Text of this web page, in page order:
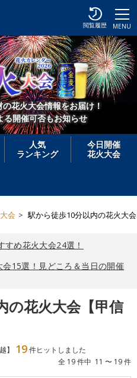
MENU
閲覧履歴
花火大会情報をお届け！
る開催可否もお知らせ
人気
ランキング
今日開催
花火大会
会 駅から徒歩10分以内の花火大
すめ花火大会24選！
会15選！見どころ＆当日の開催
の花火大会【甲信
】 19件ヒットしました
全 19 件中 11 〜 19 件